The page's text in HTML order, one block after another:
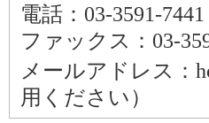
電話：03-3591-7441
ファックス：03-
メールアドレス
用ください）